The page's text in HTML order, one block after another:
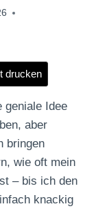
drucken
geniale Idee
aber
bringen
wie oft mein
– bis ich den
knackig